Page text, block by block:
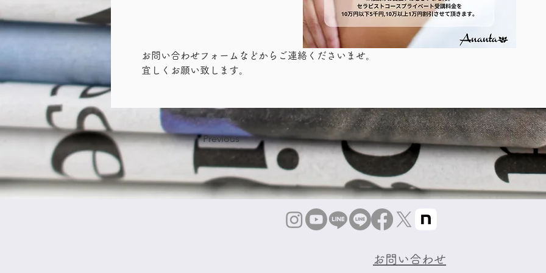
お問い合わせフォームなどからご連絡くださいませ。
宜しくお願い致します。
Previous
お問い合わせ